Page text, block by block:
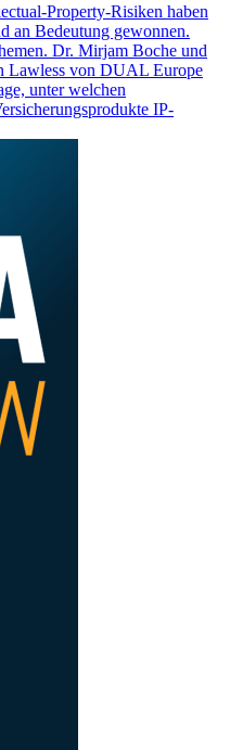
Property-Risiken haben
an Bedeutung gewonnen.
Dr. Mirjam Boche und
Lawless von DUAL Europe
unter welchen
IP-